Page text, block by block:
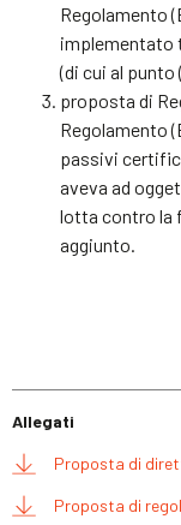
Regolamento
implementato
(di cui al punto
proposta di
Regolamento
passivi
aveva ad
lotta contro la
aggiunto.
Allegati
Proposta di
Proposta di